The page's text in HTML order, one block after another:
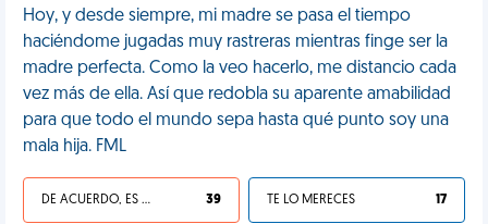
Hoy, y desde siempre, mi madre se pasa el tiempo
haciéndome jugadas muy rastreras mientras finge ser la
madre perfecta. Como la veo hacerlo, me distancio cada
vez más de ella. Así que redobla su aparente amabilidad
para que todo el mundo sepa hasta qué punto soy una
mala hija. FML
DE ACUERDO, ES UNA VIDA HP 39 TE LO MERECES 17